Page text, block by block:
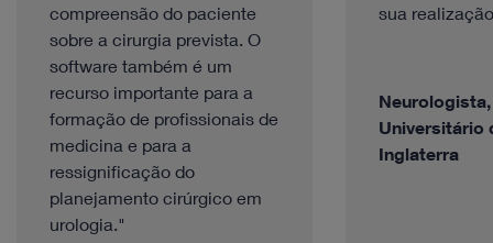
compreensão do paciente
sobre a cirurgia prevista. O
software também é um
recurso importante para a
formação de profissionais de
medicina e para a
ressignificação do
planejamento cirúrgico em
urologia."
sua
Universitário
Inglaterra